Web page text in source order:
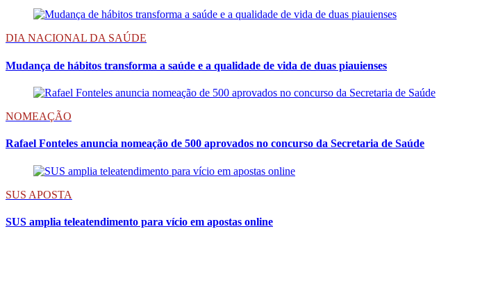
DIA NACIONAL DA SAÚDE
Mudança de hábitos transforma a saúde e a qualidade de vida de duas piauienses
NOMEAÇÃO
Rafael Fonteles anuncia nomeação de 500 aprovados no concurso da Secretaria de Saúde
SUS APOSTA
SUS amplia teleatendimento para vício em apostas online